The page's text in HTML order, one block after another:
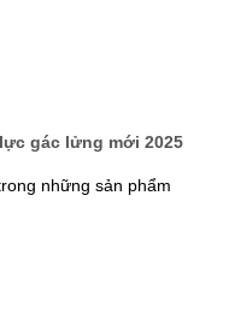
gác lửng mới 2025
những sản phẩm